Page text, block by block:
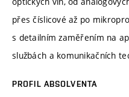
přes číslicové až po
s detailním zaměřením na
službách a komunikačních
PROFIL ABSOLVENTA